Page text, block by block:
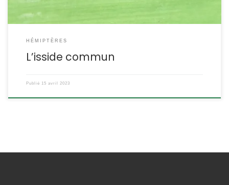
HÉMIPTÈRES
L’isside commun
Publié 15 avril 2023